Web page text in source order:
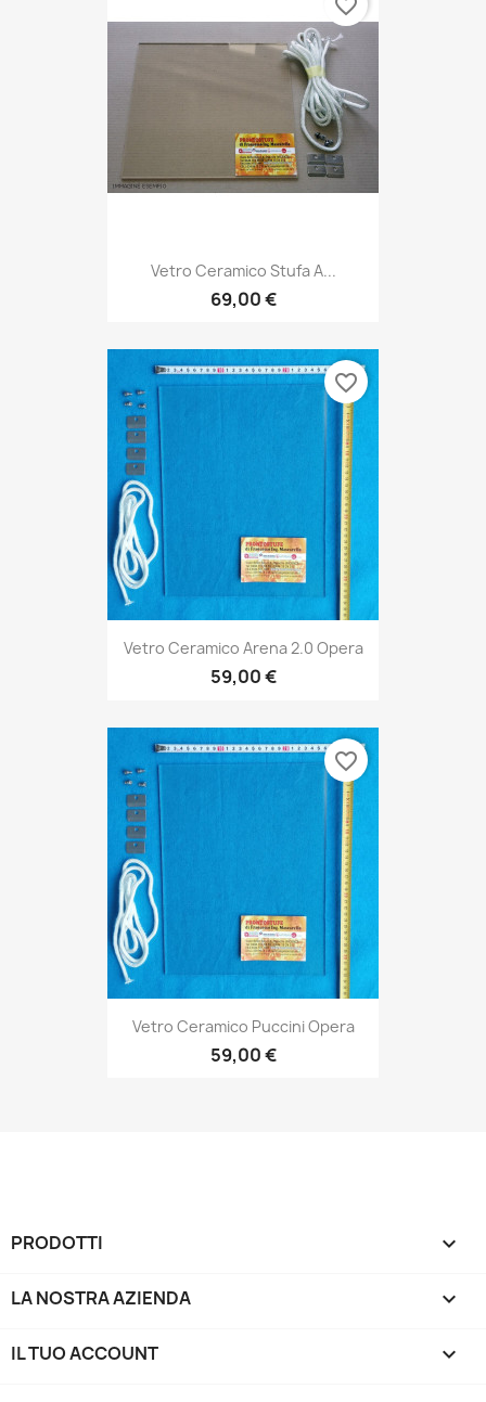
Vetro Ceramico Stufa A...
69,00 €
favorite_border
Vetro Ceramico Arena 2.0 Opera
59,00 €
favorite_border
Vetro Ceramico Puccini Opera
59,00 €
favorite_border
PRODOTTI 
LA NOSTRA AZIENDA 
IL TUO ACCOUNT 